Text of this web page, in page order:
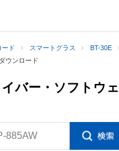
ード スマートグラス
BT-30E
ウンロード
バー・ソフトウ
885AW